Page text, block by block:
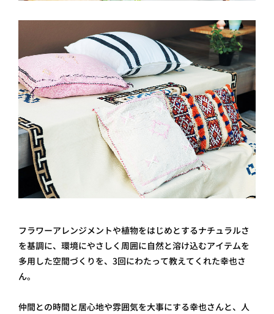
フラワーアレンジメントや植物をはじめとするナチュラルさ
を基調に、環境にやさしく周囲に自然と溶け込むアイテムを
多用した空間づくりを、3回にわたって教えてくれた幸也さ
ん。
仲間との時間と居心地や雰囲気を大事にする幸也さんと、人